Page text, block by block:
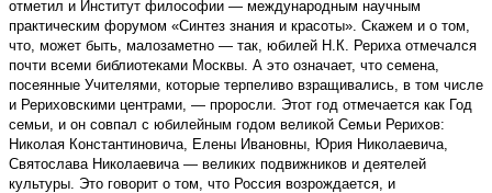
отметил и Институт философии — международным научным
практическим форумом «Синтез знания и красоты». Скажем и о том,
что, может быть, малозаметно — так, юбилей Н.К. Рериха отмечался
почти всеми библиотеками Москвы. А это означает, что семена,
посеянные Учителями, которые терпеливо взращивались, в том числе
и Рериховскими центрами, — проросли. Этот год отмечается как Год
семьи, и он совпал с юбилейным годом великой Семьи Рерихов:
Николая Константиновича, Елены Ивановны, Юрия Николаевича,
Святослава Николаевича — великих подвижников и деятелей
культуры. Это говорит о том, что Россия возрождается, и